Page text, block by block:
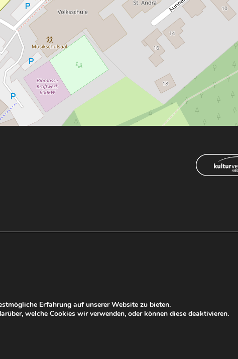
Erfahrung auf unserer Website zu bieten.
welche Cookies wir verwenden, oder können diese deaktivieren.